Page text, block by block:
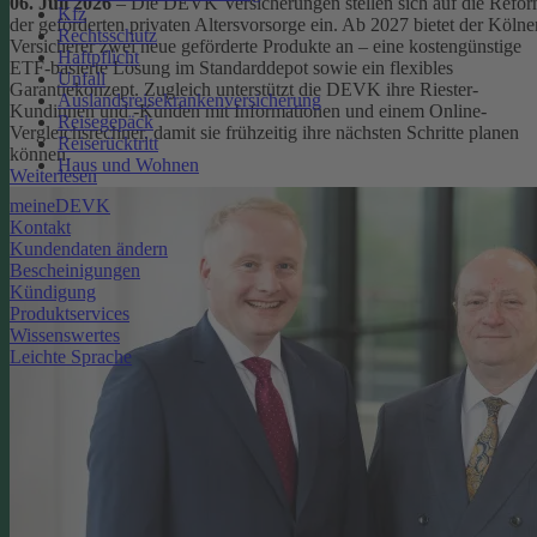
Kfz
Rechtsschutz
Haftpflicht
Unfall
Auslandsreisekrankenversicherung
Reisegepäck
Reiserücktritt
Haus und Wohnen
meineDEVK
Kontakt
Kundendaten ändern
Bescheinigungen
Kündigung
Produktservices
Wissenswertes
Leichte Sprache
der geförderten privaten Altersvorsorge ein. Ab 2027 bietet der
Versicherer zwei neue geförderte Produkte an – eine kostengünstige
ETF-basierte Lösung im Standarddepot sowie ein flexibles
Garantiekonzept. Zugleich unterstützt die DEVK ihre Riester-
Kundinnen und -Kunden mit Informationen und einem Online-
Vergleichsrechner, damit sie frühzeitig ihre nächsten Schritte planen
können.
Weiterlesen